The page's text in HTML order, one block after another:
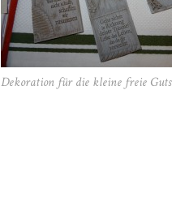
Dekoration für die kleine freie